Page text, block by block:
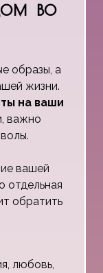
во
образы, а
жизни.
на ваши
важно
вашей
отдельная
обратить
любовь,